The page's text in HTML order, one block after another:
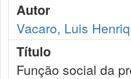
Autor
Vacaro, Luis
Título
Função social da